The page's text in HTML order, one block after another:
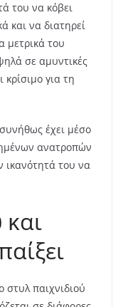
του να κόβει
και να διατηρεί
μετρικά του
σε αμυντικές
κρίσιμο για τη
έχει μέσο
ανατροπών
ικανότητά του να
και
στυλ παιχνιδιού